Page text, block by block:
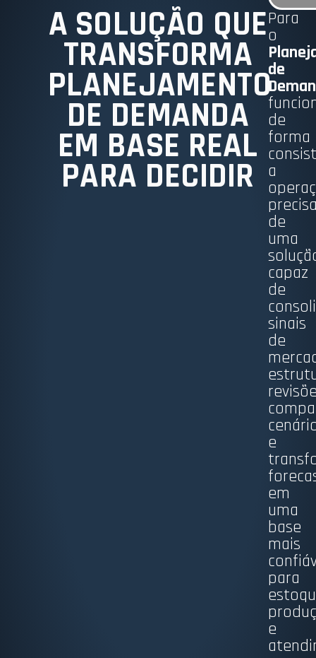
A SOLUÇÃO QUE
TRANSFORMA
PLANEJAMENTO
DE DEMANDA
EM BASE REAL
PARA DECIDIR
Para
o
de
de
forma
a
de
uma
capaz
de
sinais
de
e
em
uma
base
mais
para
e